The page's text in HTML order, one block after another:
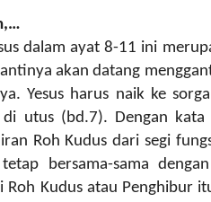
dalam ayat 8-11 ini
akan datang
Yesus harus naik ke
utus (bd.7). Dengan kata
Roh Kudus dari segi
tetap bersama-sama
Roh Kudus atau Penghibur